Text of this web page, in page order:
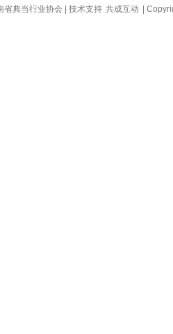
省典当行业协会 | 技术支持 共成互动 |